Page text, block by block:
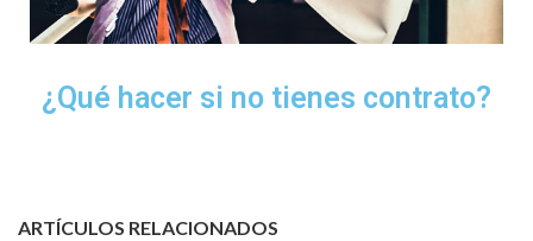
¿Qué hacer si no tienes contrato?
ARTÍCULOS RELACIONADOS